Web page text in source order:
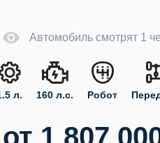
Автомобиль смотрят 1
л. 160 л.с. Робот
от 1 807